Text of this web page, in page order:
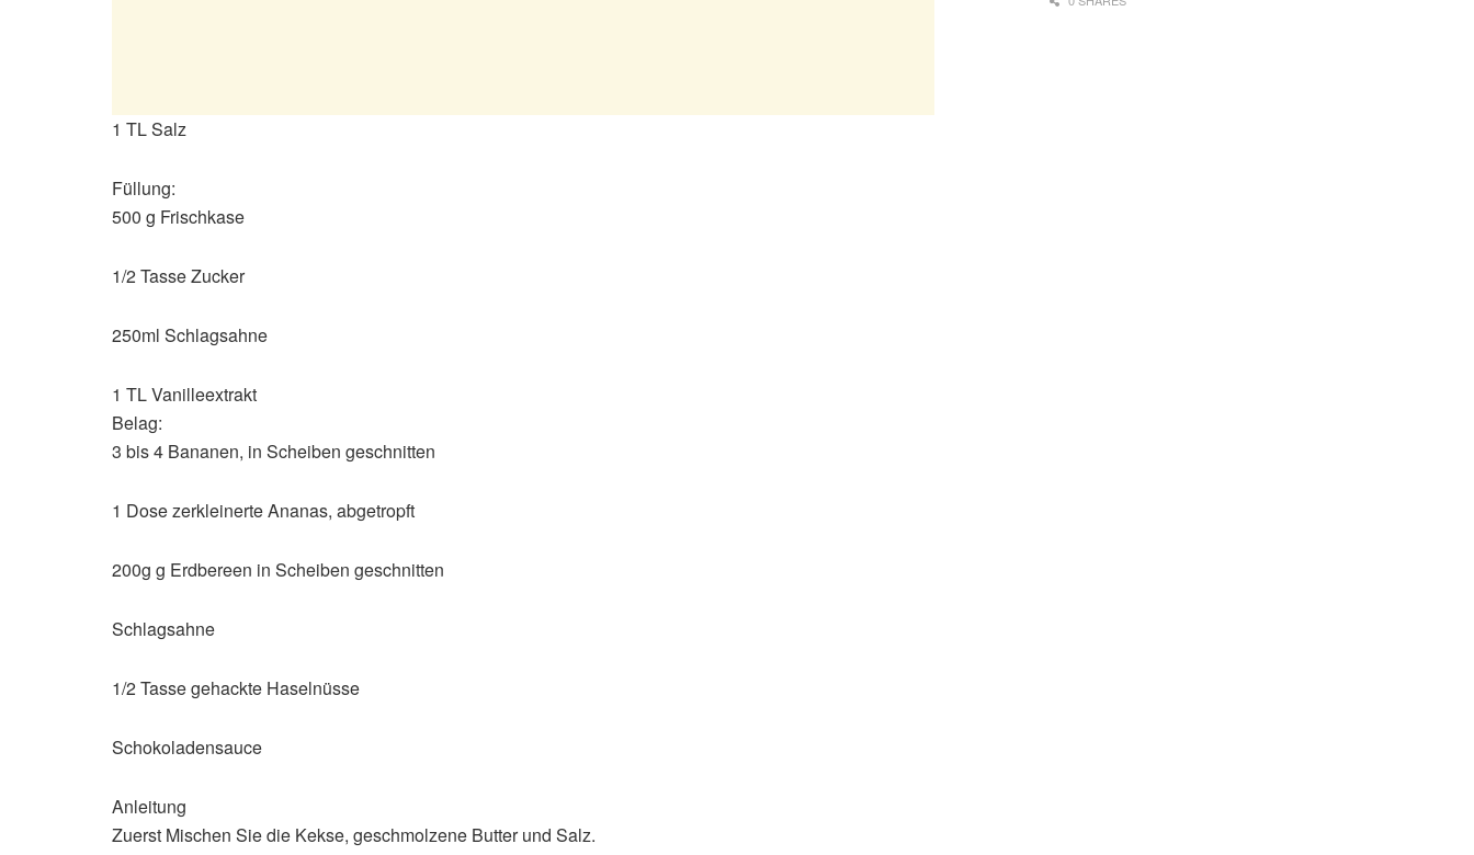
1 TL Salz
Füllung:
500 g Frischkase
1/2 Tasse Zucker
250ml Schlagsahne
1 TL Vanilleextrakt
Belag:
3 bis 4 Bananen, in Scheiben geschnitten
1 Dose zerkleinerte Ananas, abgetropft
200g g Erdbereen in Scheiben geschnitten
Schlagsahne
1/2 Tasse gehackte Haselnüsse
Schokoladensauce
Anleitung
Zuerst Mischen Sie die Kekse, geschmolzene Butter und Salz.